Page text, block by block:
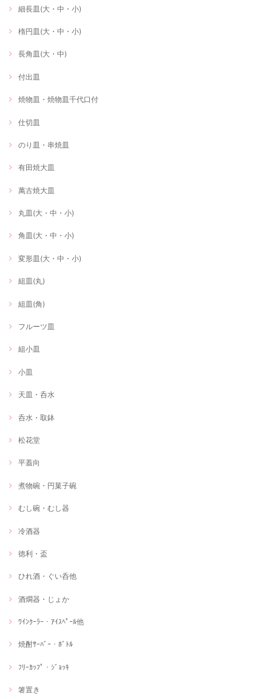
細長皿(大・中・小)
楕円皿(大・中・小)
長角皿(大・中)
付出皿
焼物皿・焼物皿千代口付
仕切皿
のり皿・串焼皿
有田焼大皿
萬古焼大皿
丸皿(大・中・小)
角皿(大・中・小)
変形皿(大・中・小)
組皿(丸)
組皿(角)
フルーツ皿
組小皿
小皿
天皿・呑水
呑水・取鉢
松花堂
平蓋向
煮物碗・円菓子碗
むし碗・むし器
冷酒器
徳利・盃
ひれ酒・ぐい呑他
酒燗器・じょか
ﾜｲﾝｸｰﾗｰ・ｱｲｽﾍﾟｰﾙ他
焼酎ｻｰﾊﾞｰ・ﾎﾞﾄﾙ
ﾌﾘｰｶｯﾌﾟ・ｼﾞｮｯｷ
箸置き